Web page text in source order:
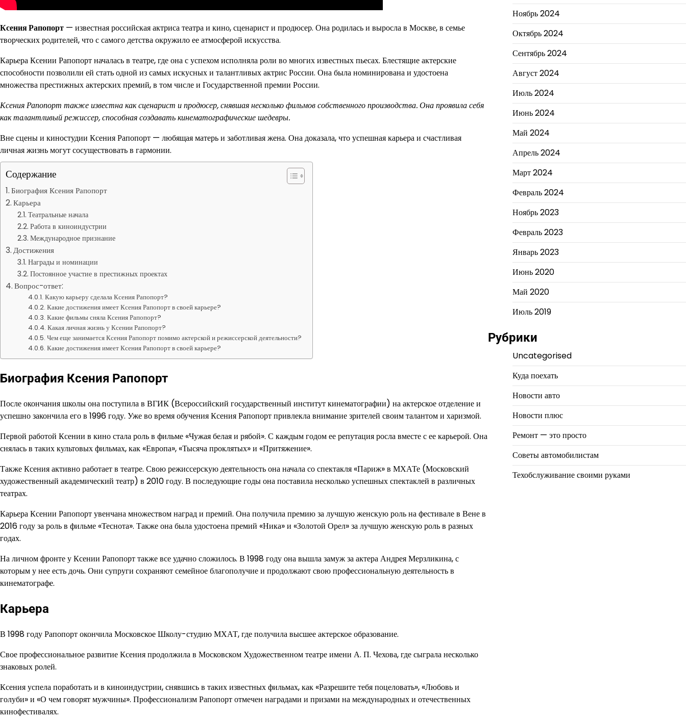
Ксения Рапопорт — известная российская актриса театра и кино, сценарист и продюсер. Она родилась и выросла в Москве, в семье
творческих родителей, что с самого детства окружило ее атмосферой искусства.
Карьера Ксении Рапопорт началась в театре, где она с успехом исполняла роли во многих известных пьесах. Блестящие актерские
способности позволили ей стать одной из самых искусных и талантливых актрис России. Она была номинирована и удостоена
множества престижных актерских премий, в том числе и Государственной премии России.
Ксения Рапопорт также известна как сценарист и продюсер, снявшая несколько фильмов собственного производства. Она проявила себя
как талантливый режиссер, способная создавать кинематографические шедевры.
Вне сцены и киностудии Ксения Рапопорт — любящая матерь и заботливая жена. Она доказала, что успешная карьера и счастливая
личная жизнь могут сосуществовать в гармонии.
Содержание
Биография Ксения Рапопорт
Карьера
Театральные начала
Работа в киноиндустрии
Международное признание
Достижения
Награды и номинации
Постоянное участие в престижных проектах
Вопрос-ответ:
Какую карьеру сделала Ксения Рапопорт?
Какие достижения имеет Ксения Рапопорт в своей карьере?
Какие фильмы сняла Ксения Рапопорт?
Какая личная жизнь у Ксении Рапопорт?
Чем еще занимается Ксения Рапопорт помимо актерской и режиссерской деятельности?
Какие достижения имеет Ксения Рапопорт в своей карьере?
Биография Ксения Рапопорт
После окончания школы она поступила в ВГИК (Всероссийский государственный институт кинематографии) на актерское отделение и
успешно закончила его в 1996 году. Уже во время обучения Ксения Рапопорт привлекла внимание зрителей своим талантом и харизмой.
Первой работой Ксении в кино стала роль в фильме «Чужая белая и рябой». С каждым годом ее репутация росла вместе с ее карьерой. Она
снялась в таких культовых фильмах, как «Европа», «Тысяча проклятых» и «Притяжение».
Также Ксения активно работает в театре. Свою режиссерскую деятельность она начала со спектакля «Париж» в МХАТе (Московский
художественный академический театр) в 2010 году. В последующие годы она поставила несколько успешных спектаклей в различных
театрах.
Карьера Ксении Рапопорт увенчана множеством наград и премий. Она получила премию за лучшую женскую роль на фестивале в Вене в
2016 году за роль в фильме «Теснота». Также она была удостоена премий «Ника» и «Золотой Орел» за лучшую женскую роль в разных
годах.
На личном фронте у Ксении Рапопорт также все удачно сложилось. В 1998 году она вышла замуж за актера Андрея Мерзликина, с
которым у нее есть дочь. Они супруги сохраняют семейное благополучие и продолжают свою профессиональную деятельность в
кинематографе.
Карьера
В 1998 году Рапопорт окончила Московское Школу-студию МХАТ, где получила высшее актерское образование.
Свое профессиональное развитие Ксения продолжила в Московском Художественном театре имени А. П. Чехова, где сыграла несколько
знаковых ролей.
Ксения успела поработать и в киноиндустрии, снявшись в таких известных фильмах, как «Разрешите тебя поцеловать», «Любовь и
голуби» и «О чем говорят мужчины». Профессионализм Рапопорт отмечен наградами и призами на международных и отечественных
кинофестивалях.
Ноябрь 2024
Октябрь 2024
Сентябрь 2024
Август 2024
Июль 2024
Июнь 2024
Май 2024
Апрель 2024
Март 2024
Февраль 2024
Ноябрь 2023
Февраль 2023
Январь 2023
Июнь 2020
Май 2020
Июль 2019
Рубрики
Uncategorised
Куда поехать
Новости авто
Новости плюс
Ремонт — это просто
Советы автомобилистам
Техобслуживание своими руками